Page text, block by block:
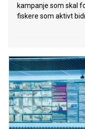
kampanje som skal
fiskere som aktivt